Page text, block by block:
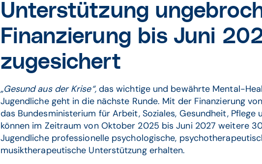
Unterstützung
Finanzierung bis Juni
zugesichert
„Gesund aus der Krise“,das wichtige und bewährte Mental-
Jugendliche geht in die nächste Runde. Mit der Finanzierung
das Bundesministerium für Arbeit, Soziales, Gesundheit, Pflege
können im Zeitraum von Oktober 2025 bis Juni 2027 weitere
Jugendliche professionelle psychologische,
musiktherapeutische Unterstützung erhalten.